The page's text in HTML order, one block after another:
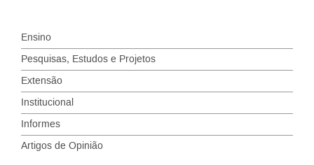
Ensino
Pesquisas, Estudos e Projetos
Extensão
Institucional
Informes
Artigos de Opinião